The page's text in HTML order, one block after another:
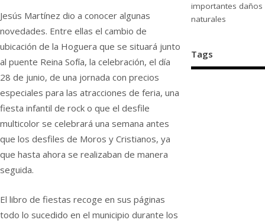
Jesús Martínez dio a conocer algunas
novedades. Entre ellas el cambio de
ubicación de la Hoguera que se situará junto
al puente Reina Sofía, la celebración, el día
28 de junio, de una jornada con precios
especiales para las atracciones de feria, una
fiesta infantil de rock o que el desfile
multicolor se celebrará una semana antes
que los desfiles de Moros y Cristianos, ya
que hasta ahora se realizaban de manera
seguida.
El libro de fiestas recoge en sus páginas
todo lo sucedido en el municipio durante los
importantes daños
naturales
Tags